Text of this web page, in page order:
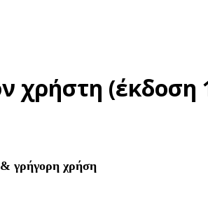
χρήστη (έκδοση
γρήγορη χρήση